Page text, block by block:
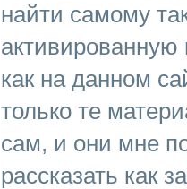
найти самому
активированную
как на данном
только те
сам, и они мне
рассказать как